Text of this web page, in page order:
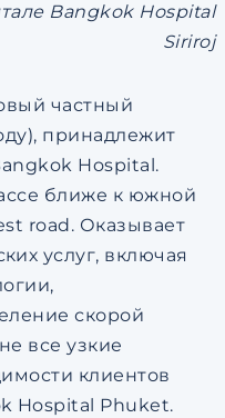
Bangkok Hospital
Siriroj
частный
принадлежит
Hospital.
ближе к южной
road. Оказывает
услуг, включая
скорой
все узкие
клиентов
Hospital Phuket.